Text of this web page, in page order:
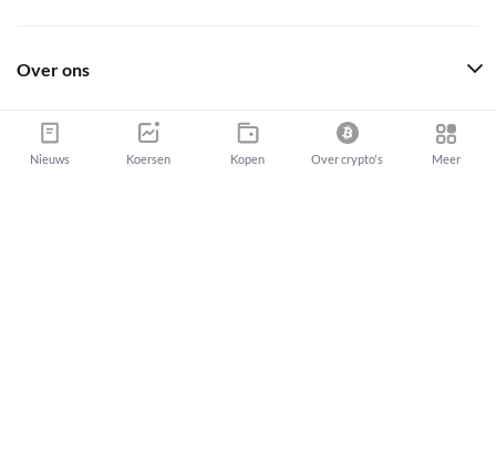
Over ons
Nieuws Koersen Kopen Over crypto's Meer